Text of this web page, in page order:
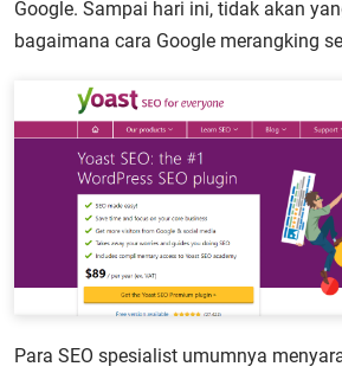
Google. Sampai hari ini, tidak akan
bagaimana cara Google merangking
Para SEO spesialist umumnya